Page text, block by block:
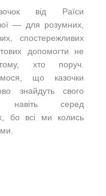
від Раїси
— для розумних,
спостережливих
допомогти не
хто поруч.
що казочки
знайдуть свого
навіть серед
бо всі ми колись